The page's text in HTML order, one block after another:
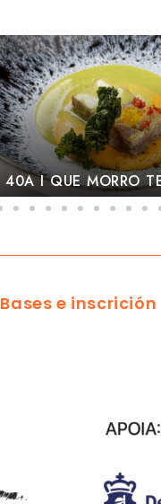
38A I MEXIBOLO
Bases e inscrición